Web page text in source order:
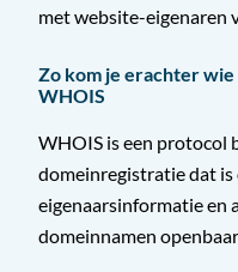
met website-eigenaren
Zo kom je erachter
WHOIS
WHOIS is een protocol
domeinregistratie dat
eigenaarsinformatie en
domeinnamen